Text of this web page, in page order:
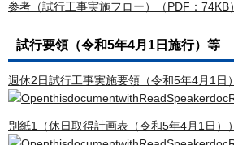
参考（試行工事実施フロー）（PDF：74KB）
試行要領（令和5年4月1日施行）等
週休2日試行工事実施要領（令和5年4月1日
別紙1（休日取得計画表（令和5年4月1日）